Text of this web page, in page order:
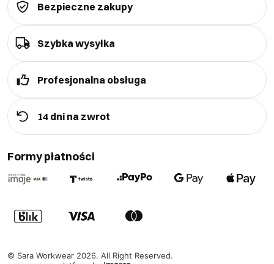
Bezpieczne zakupy
Szybka wysyłka
Profesjonalna obsługa
14 dni na zwrot
Formy płatności
© Sara Workwear 2026. All Right Reserved.